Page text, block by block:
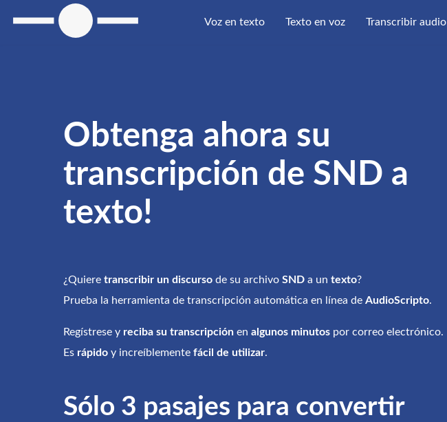
Voz en texto Texto en voz Transcribir audio
Obtenga ahora su
transcripción de SND a
texto!
¿Quiere transcribir un discursode su archivo SND a un texto?
Prueba la herramienta de transcripción automática en línea de AudioScripto.
Regístrese y reciba su transcripciónen algunos minutospor correo electrónico.
Es rápidoy increíblemente fácil de utilizar.
Sólo 3 pasajes para convertir